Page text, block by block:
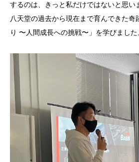
するのは、きっと私だけではないと思い
八天堂の過去から現在まで育んできた奇
り 〜人間成長への挑戦〜」を学びました